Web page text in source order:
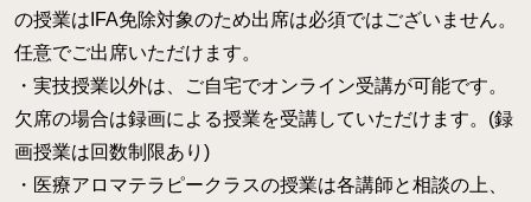
の授業はIFA免除対象のため出席は必須ではございません。
任意でご出席いただけます。
・実技授業以外は、ご自宅でオンライン受講が可能です。
欠席の場合は録画による授業を受講していただけます。(録
画授業は回数制限あり)
・医療アロマテラピークラスの授業は各講師と相談の上、